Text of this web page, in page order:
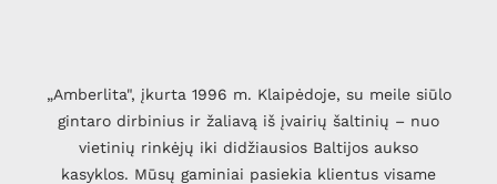
„Amberlita", įkurta 1996 m. Klaipėdoje, su meile siūlo
gintaro dirbinius ir žaliavą iš įvairių šaltinių – nuo
vietinių rinkėjų iki didžiausios Baltijos aukso
kasyklos. Mūsų gaminiai pasiekia klientus visame